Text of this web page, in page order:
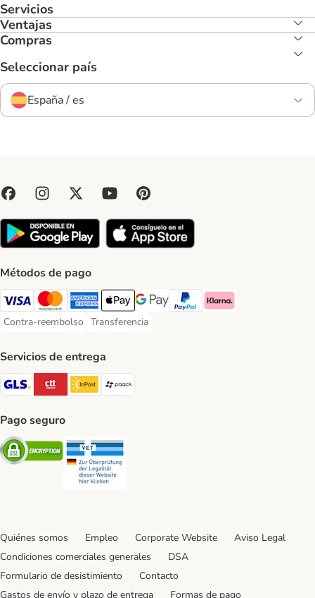
Servicios
Ventajas
Compras
Seleccionar país
España / es
Métodos de pago
Visa Payment Method
Mastercard Payment Method
American Express Payment Method
Apple Pay Payment Method
Google Pay Payment Method
PayPal Payment Method
Klarna Payment Method
Contra-reembolso
Contra-reembolso Payment Method
Transferencia
Transferencia Payment Method
Servicios de entrega
GLS Shipping Method
CTTExpress Shipping Method
InPost Shipping Method
paack Shipping Method
Pago seguro
Security
Quiénes somos Empleo Corporate Website
Aviso Legal
Condiciones comerciales generales
DSA
Formulario de desistimiento
Contacto
Gastos de envío y plazo de entrega
Formas de pago